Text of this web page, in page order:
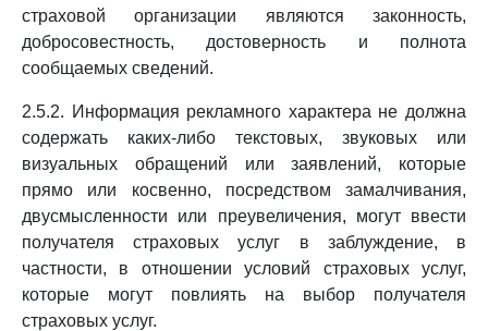
страховой организации являются законность,
добросовестность, достоверность и полнота
сообщаемых сведений.
2.5.2. Информация рекламного характера не должна
содержать каких-либо текстовых, звуковых или
визуальных обращений или заявлений, которые
прямо или косвенно, посредством замалчивания,
двусмысленности или преувеличения, могут ввести
получателя страховых услуг в заблуждение, в
частности, в отношении условий страховых услуг,
которые могут повлиять на выбор получателя
страховых услуг.